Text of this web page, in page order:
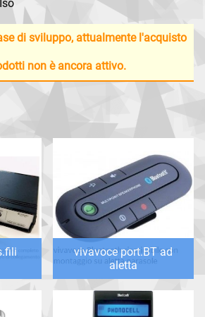
di sviluppo, attualmente l'acquisto
non è ancora attivo.
vivavoce port.BT ad
aletta